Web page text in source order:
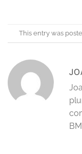
This entry was